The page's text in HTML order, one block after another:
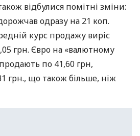
відбулися помітні зміни:
одразу на 21 коп.
курс продажу виріс
грн. Євро на «валютному
по 41,60 грн,
грн., що також більше, ніж